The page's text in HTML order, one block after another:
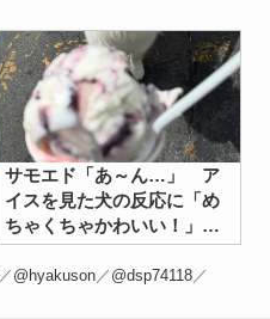
サモエド「あ～ん…」 ア
イスを見た犬の反応に「め
ちゃくちゃかわいい！」
「一口欲しいよね」
／ @hyakuson ／ @dsp74118 ／